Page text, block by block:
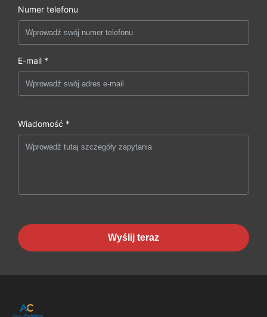
Numer telefonu
E-mail *
Wiadomość *
Wyślij teraz